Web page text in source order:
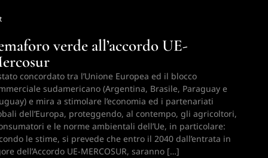
verde all’accordo UE-
stato concordato tra l’Unione Europea ed il blocco
sudamericano (Argentina, Brasile, Paraguay e
e mira a stimolare l’economia ed i partenariati
dell’Europa, proteggendo, al contempo, gli agricoltori,
e le norme ambientali dell’Ue, in particolare:
le stime, si prevede che entro il 2040 dall’entrata in
dell’Accordo UE-MERCOSUR, saranno […]